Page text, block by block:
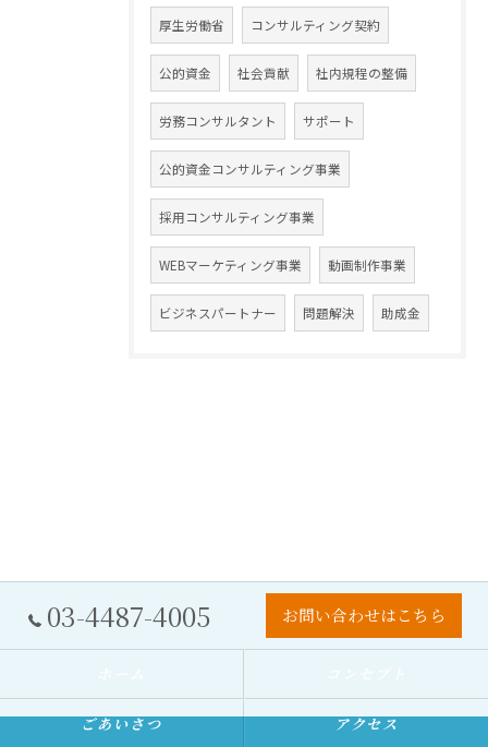
厚生労働省 コンサルティング契約
公的資金 社会貢献 社内規程の整備
労務コンサルタント サポート
公的資金コンサルティング事業
採用コンサルティング事業
WEBマーケティング事業 動画制作事業
ビジネスパートナー 問題解決 助成金
03-4487-4005 お問い合わせはこちら
ごあいさつ アクセス